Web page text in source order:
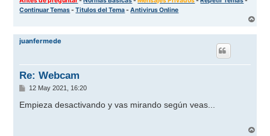
Continuar Temas-Titulos del Tema-Antivirus Online
r
juanfermede
Re: Webcam
M
n
12 May 2021, 16:20
Empieza desactivando y vas mirando según veas...